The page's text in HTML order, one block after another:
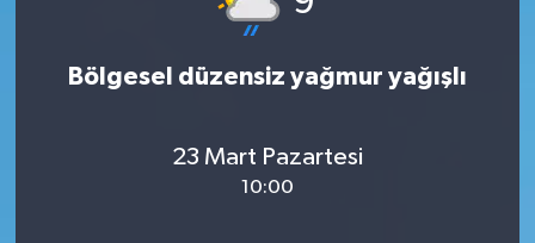
Bölgesel düzensiz yağmur yağışlı
23 Mart Pazartesi
10:00